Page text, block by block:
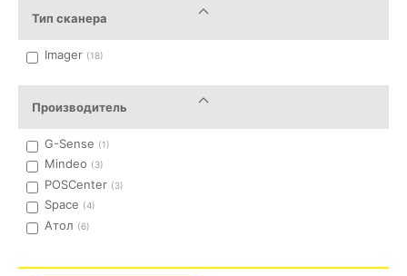
Тип сканера
Imager (18)
Производитель
G-Sense (1)
Mindeo (3)
POSCenter (3)
Space (4)
Атол (6)